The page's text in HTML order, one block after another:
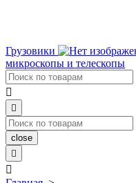
Грузовики
микроскопы и телескопы


close

